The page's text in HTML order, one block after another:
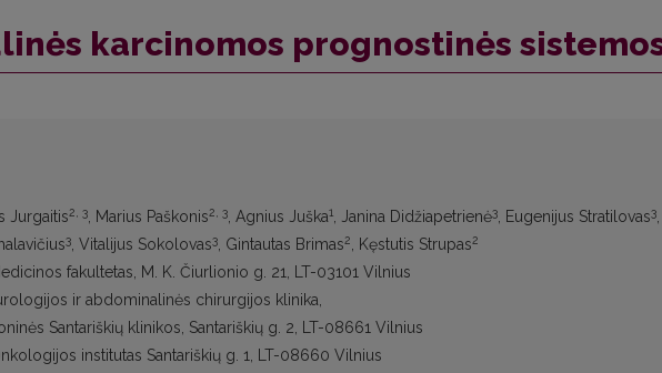
karcinomos prognostinės
Jurgaitis2, 3, Marius Paškonis2, 3, Agnius Juška1, Janina Didžiapetrienė3, Eugenijus Stratilovas3,
3, Vitalijus Sokolovas3, Gintautas Brimas2, Kęstutis Strupas2
fakultetas, M. K. Čiurlionio g. 21, LT-03101 Vilnius
ir abdominalinės chirurgijos klinika,
Santariškių klinikos, Santariškių g. 2, LT-08661 Vilnius
institutas Santariškių g. 1, LT-08660 Vilnius